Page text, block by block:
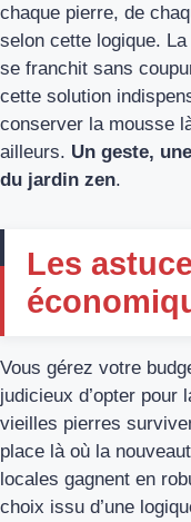
chaque pierre, de
selon cette logique.
se franchit sans
cette solution
conserver la mousse
ailleurs. Un geste,
du jardin zen.
Les
Vous gérez votre
judicieux d’opter pour
vieilles pierres
place là où la
locales gagnent en
choix issu d’une